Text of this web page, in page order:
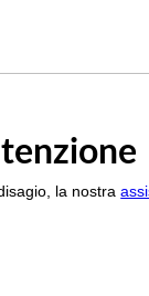
la nostra